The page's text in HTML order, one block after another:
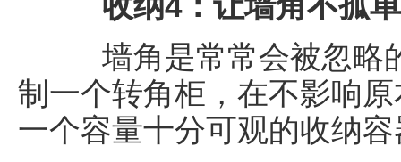
墙角是常常会被忽略
制一个转角柜，在不影响
一个容量十分可观的收纳